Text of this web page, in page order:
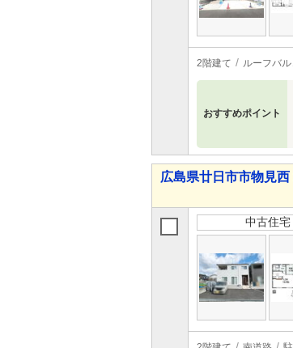
2階建て ルーフバ
おすすめポイント
広島県廿日市市物見
中古住宅